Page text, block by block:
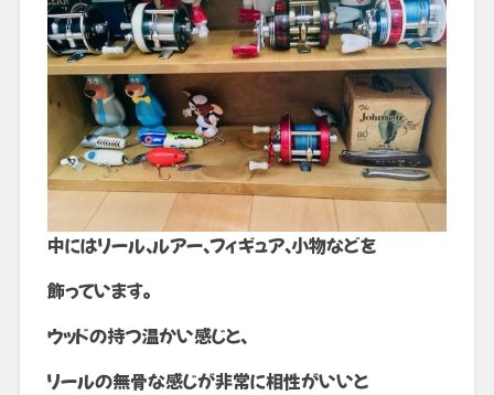
中にはリール、ルアー、フィギュア、小物などを
飾っています。
ウッドの持つ温かい感じと、
リールの無骨な感じが非常に相性がいいと